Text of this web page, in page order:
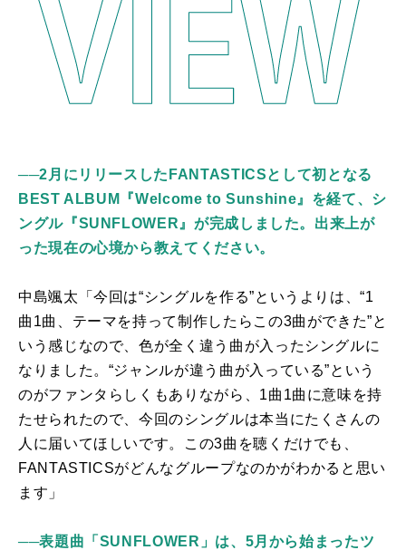
──2月にリリースしたFANTASTICSとして初となる
BEST ALBUM『Welcome to Sunshine』を経て、シ
ングル『SUNFLOWER』が完成しました。出来上が
った現在の心境から教えてください。
中島颯太「今回は“シングルを作る”というよりは、“1
曲1曲、テーマを持って制作したらこの3曲ができた”と
いう感じなので、色が全く違う曲が入ったシングルに
なりました。“ジャンルが違う曲が入っている”という
のがファンタらしくもありながら、1曲1曲に意味を持
たせられたので、今回のシングルは本当にたくさんの
人に届いてほしいです。この3曲を聴くだけでも、
FANTASTICSがどんなグループなのかがわかると思い
ます」
──表題曲「SUNFLOWER」は、5月から始まったツ